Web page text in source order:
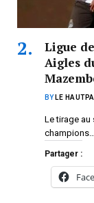
Ligue
Aigles
BY LE
Le tirage
champions…
Partager :